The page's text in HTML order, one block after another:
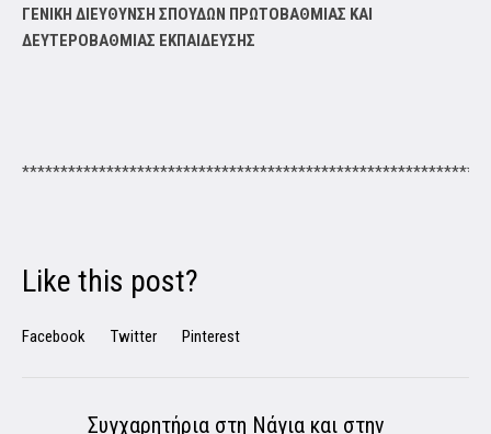
ΓΕΝΙΚΗ ΔΙΕΥΘΥΝΣΗ ΣΠΟΥΔΩΝ ΠΡΩΤΟΒΑΘΜΙΑΣ ΚΑΙ
ΔΕΥΤΕΡΟΒΑΘΜΙΑΣ ΕΚΠΑΙΔΕΥΣΗΣ
Like this post?
Facebook Twitter Pinterest
Συγχαρητήρια στη Νάγια και στην